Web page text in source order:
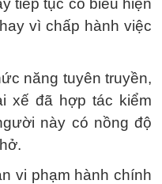
tiếp tục có biểu hiện
vì chấp hành việc
năng tuyên truyền,
xế đã hợp tác kiểm
này có nồng độ
vi phạm hành chính